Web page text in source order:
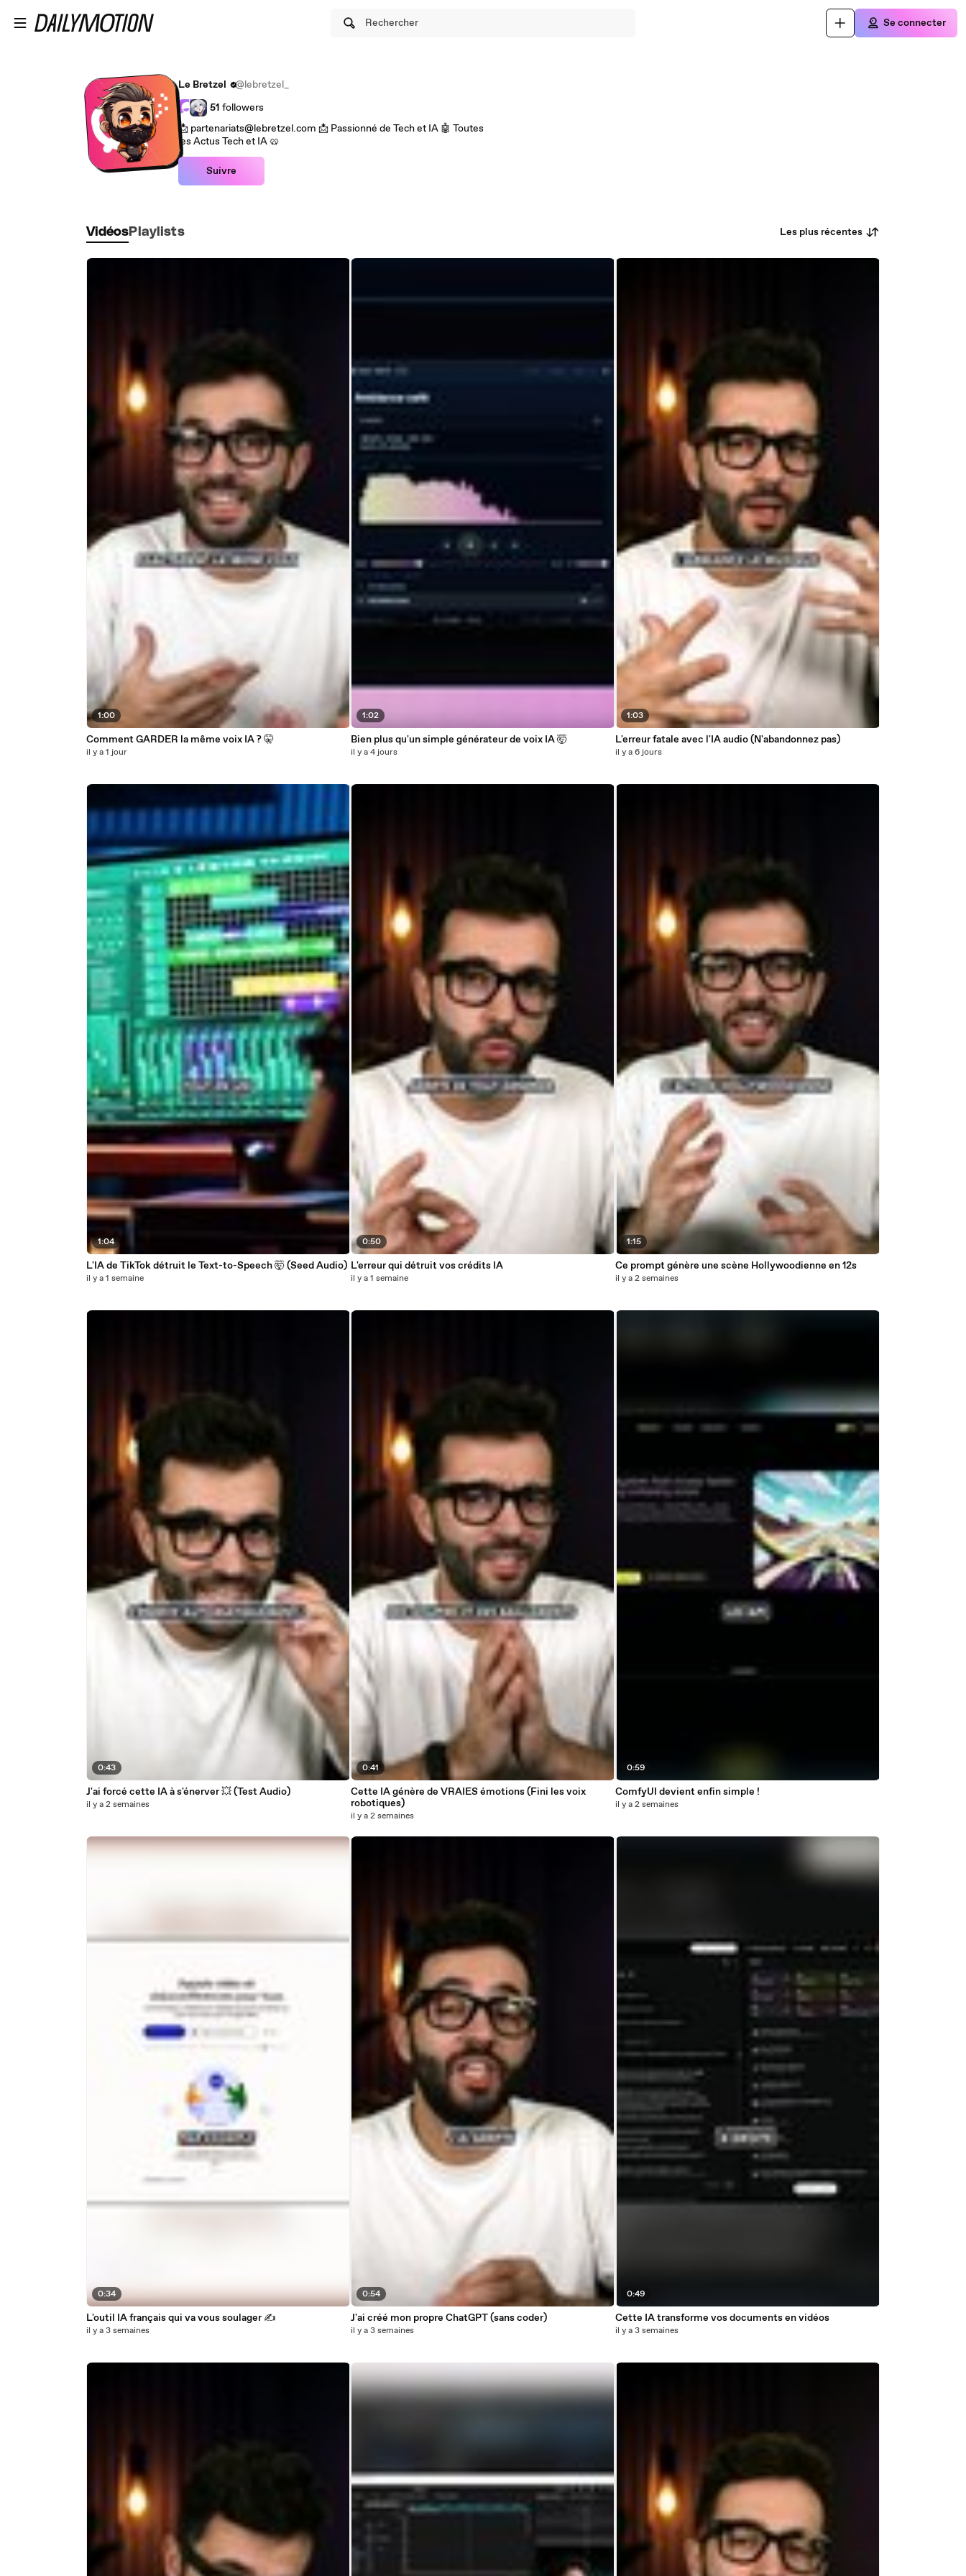
Rechercher Se connecter
Le Bretzel
@lebretzel_
51 followers
📩 partenariats@lebretzel.com 📩 Passionné de Tech et IA 🤖 Toutes
les Actus Tech et IA 🥨
Suivre
Vidéos Playlists Les plus récentes
1:00
Comment GARDER la même voix IA ? 🤫
il y a 1 jour
1:04
L'IA de TikTok détruit le Text-to-Speech 🤯 (Seed Audio)
il y a 1 semaine
0:43
J'ai forcé cette IA à s'énerver 💥 (Test Audio)
il y a 2 semaines
0:34
L'outil IA français qui va vous soulager ✍️
il y a 3 semaines
1:02
Bien plus qu'un simple générateur de voix IA 🤯
il y a 4 jours
0:50
L'erreur qui détruit vos crédits IA
il y a 1 semaine
0:41
Cette IA génère de VRAIES émotions (Fini les voix
robotiques)
il y a 2 semaines
0:54
J'ai créé mon propre ChatGPT (sans coder)
il y a 3 semaines
1:03
L'erreur fatale avec l'IA audio (N'abandonnez pas)
il y a 6 jours
1:15
Ce prompt génère une scène Hollywoodienne en 12s
il y a 2 semaines
0:59
ComfyUI devient enfin simple !
il y a 2 semaines
0:49
Cette IA transforme vos documents en vidéos
il y a 3 semaines